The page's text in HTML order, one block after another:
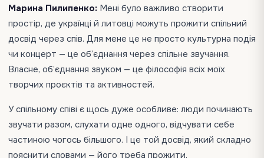
Марина Пилипенко: Мені було важливо створити
простір, де українці й литовці можуть прожити спільний
досвід через спів. Для мене це не просто культурна подія
чи концерт — це об’єднання через спільне звучання.
Власне, об’єднання звуком — це філософія всіх моїх
творчих проєктів та активностей.
У спільному співі є щось дуже особливе: люди починають
звучати разом, слухати одне одного, відчувати себе
частиною чогось більшого. І це той досвід, який складно
пояснити словами — його треба прожити.